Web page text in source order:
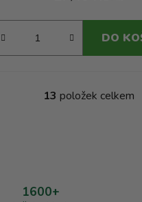
DO
O
13 položek celkem
1600+